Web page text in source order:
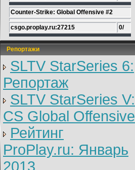
Counter-Strike: Global Offensive #2
csgo.proplay.ru:27215 0/
Репортажи
SLTV StarSeries 6:
Репортаж
SLTV StarSeries V:
CS Global Offensive
Рейтинг
ProPlay.ru: Январь
2013